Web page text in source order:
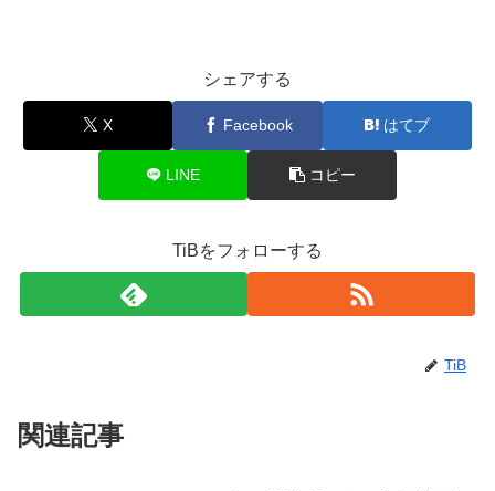
シェアする
X Facebook はてブ
LINE コピー
TiBをフォローする
TiB
関連記事